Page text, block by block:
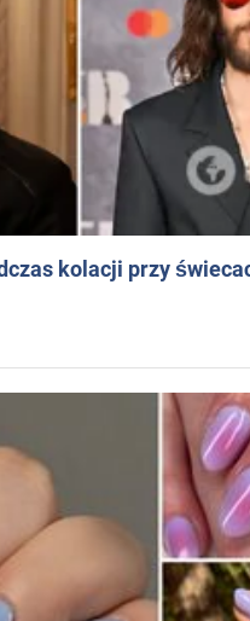
kolacji przy